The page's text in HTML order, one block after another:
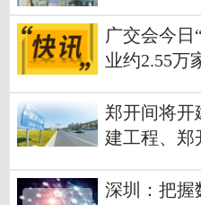
广交会今日
业约2.55万
郑开间将开
建工程、郑
深圳：把握